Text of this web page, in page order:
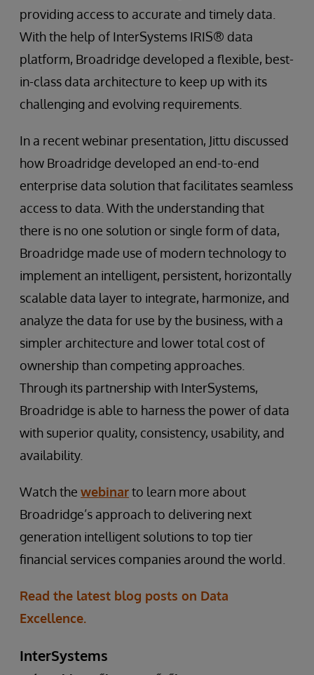
providing access to accurate and timely data.
With the help of InterSystems IRIS® data
platform, Broadridge developed a flexible, best-
in-class data architecture to keep up with its
challenging and evolving requirements.
In a recent webinar presentation, Jittu discussed
how Broadridge developed an end-to-end
enterprise data solution that facilitates seamless
access to data. With the understanding that
there is no one solution or single form of data,
Broadridge made use of modern technology to
implement an intelligent, persistent, horizontally
scalable data layer to integrate, harmonize, and
analyze the data for use by the business, with a
simpler architecture and lower total cost of
ownership than competing approaches.
Through its partnership with InterSystems,
Broadridge is able to harness the power of data
with superior quality, consistency, usability, and
availability.
Watch the webinarto learn more about
Broadridge’s approach to delivering next
generation intelligent solutions to top tier
financial services companies around the world.
Read the latest blog posts on Data
Excellence.
InterSystems